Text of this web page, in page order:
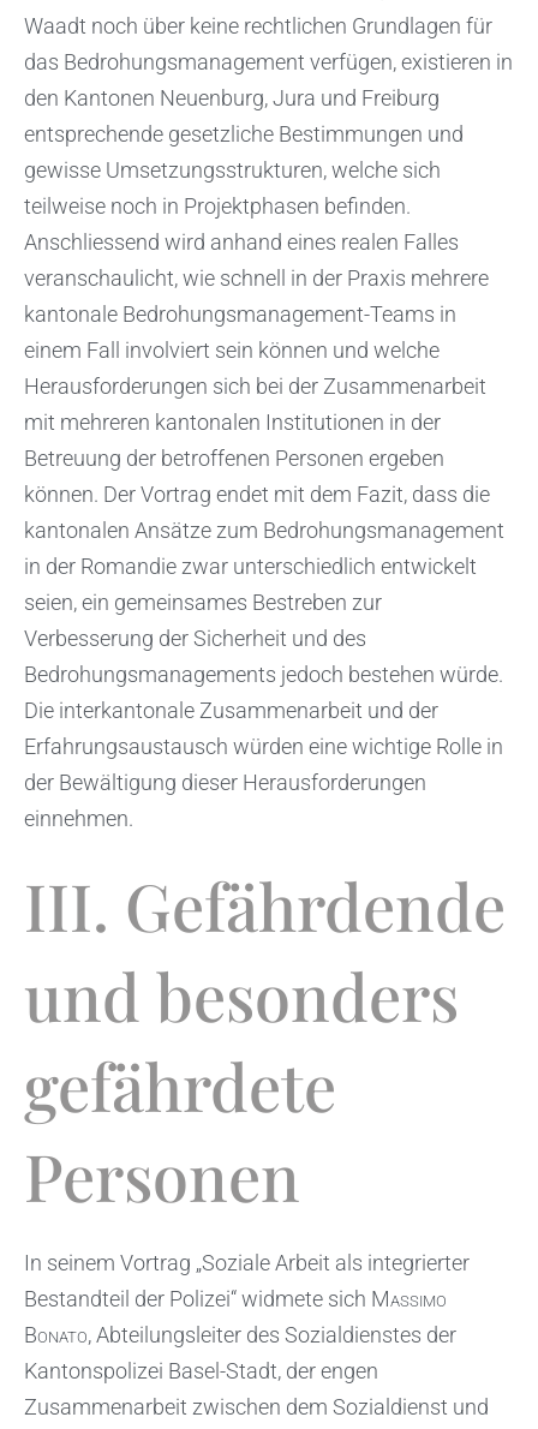
Waadt noch über keine rechtlichen Grundlagen für
das Bedrohungsmanagement verfügen, existieren in
den Kantonen Neuenburg, Jura und Freiburg
entsprechende gesetzliche Bestimmungen und
gewisse Umsetzungsstrukturen, welche sich
teilweise noch in Projektphasen befinden.
Anschliessend wird anhand eines realen Falles
veranschaulicht, wie schnell in der Praxis mehrere
kantonale Bedrohungsmanagement-Teams in
einem Fall involviert sein können und welche
Herausforderungen sich bei der Zusammenarbeit
mit mehreren kantonalen Institutionen in der
Betreuung der betroffenen Personen ergeben
können. Der Vortrag endet mit dem Fazit, dass die
kantonalen Ansätze zum Bedrohungsmanagement
in der Romandie zwar unterschiedlich entwickelt
seien, ein gemeinsames Bestreben zur
Verbesserung der Sicherheit und des
Bedrohungsmanagements jedoch bestehen würde.
Die interkantonale Zusammenarbeit und der
Erfahrungsaustausch würden eine wichtige Rolle in
der Bewältigung dieser Herausforderungen
einnehmen.
III. Gefährdende
und besonders
gefährdete
Personen
In seinem Vortrag „Soziale Arbeit als integrierter
Bestandteil der Polizei“ widmete sich Massimo
Bonato, Abteilungsleiter des Sozialdienstes der
Kantonspolizei Basel-Stadt, der engen
Zusammenarbeit zwischen dem Sozialdienst und